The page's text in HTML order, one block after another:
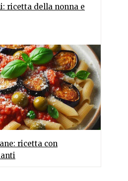
ricetta della nonna e
ricetta con